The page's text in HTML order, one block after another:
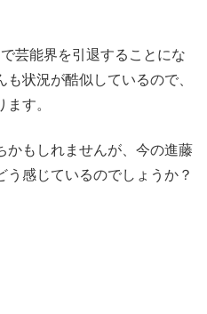
芸能界を引退することにな
状況が酷似しているので、
す。
かもしれませんが、今の進藤
感じているのでしょうか？